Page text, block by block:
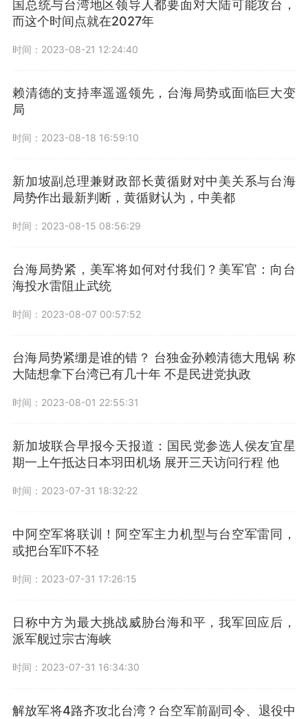
国总统与台湾地区领导人都要面对大陆可能攻台，
而这个时间点就在2027年
时间：2023-08-21 12:24:40
赖清德的支持率遥遥领先，台海局势或面临巨大变
局
时间：2023-08-18 16:59:10
新加坡副总理兼财政部长黄循财对中美关系与台海
局势作出最新判断，黄循财认为，中美都
时间：2023-08-15 08:56:29
台海局势紧，美军将如何对付我们？美军官：向台
海投水雷阻止武统
时间：2023-08-07 00:57:52
台海局势紧绷是谁的错？ 台独金孙赖清德大甩锅 称
大陆想拿下台湾已有几十年 不是民进党执政
时间：2023-08-01 22:55:31
新加坡联合早报今天报道：国民党参选人侯友宜星
期一上午抵达日本羽田机场 展开三天访问行程 他
时间：2023-07-31 18:32:22
中阿空军将联训！阿空军主力机型与台空军雷同，
或把台军吓不轻
时间：2023-07-31 17:26:15
日称中方为最大挑战威胁台海和平，我军回应后，
派军舰过宗古海峡
时间：2023-07-31 16:34:30
解放军将4路齐攻北台湾？台空军前副司令、退役中